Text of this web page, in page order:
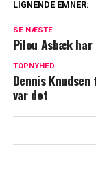
hjælp i
LIGNENDE EMNER:
SE NÆSTE
Pilou Asbæk
TOPNYHED
Dennis
var det